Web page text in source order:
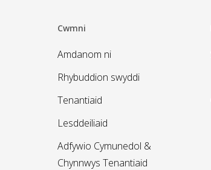
Cwmni
Amdanom ni
Rhybuddion swyddi
Tenantiaid
Lesddeiliaid
Adfywio Cymunedol &
Chynnwys Tenantiaid